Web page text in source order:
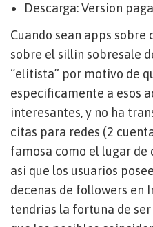
Descarga: Version
Cuando sean apps sobre
sobre el silli­n sobresale
“elitista” por motivo de
especificamente a esos
interesantes, y no ha
citas para redes (2
famosa como el lugar
asi que los usuarios
decenas de followers en
tendri­as la fortuna de